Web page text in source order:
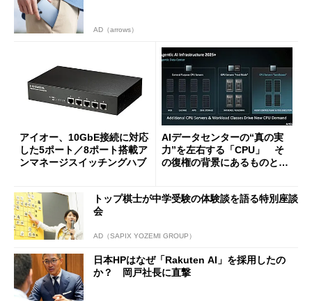
AD（arrows）
アイオー、10GbE接続に対応
した5ポート／8ポート搭載ア
ンマネージスイッチングハブ
AIデータセンターの“真の実
力”を左右する「CPU」 そ
の復権の背景にあるものと
トップ棋士が中学受験の体験談を語る特別座談
会
AD（SAPIX YOZEMI GROUP）
日本HPはなぜ「Rakuten AI」を採用したの
か？ 岡戸社長に直撃